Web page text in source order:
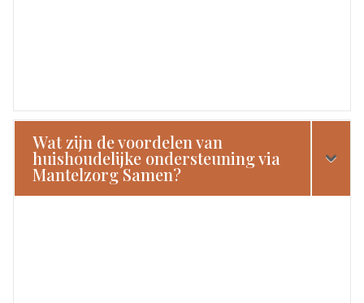
Wat zijn de voordelen van
huishoudelijke ondersteuning via
Mantelzorg Samen?